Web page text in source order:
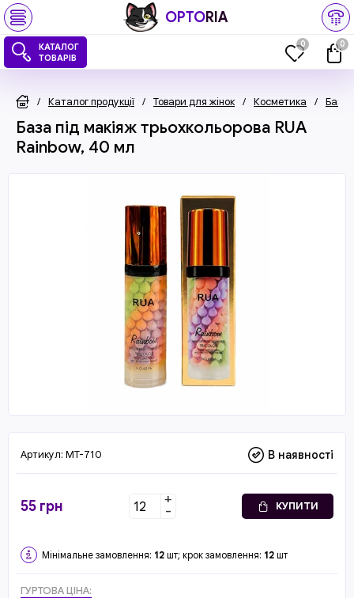
OPTORIA
КАТАЛОГ
ТОВАРІВ
0 0
/ Каталог продукції / Товари для жінок / Косметика / Бази
База під макіяж трьохкольорова RUA
Rainbow, 40 мл
Артикул: MT-710 В наявності
55 грн +
- КУПИТИ
Мінімальне замовлення: 12 шт; крок замовлення: 12 шт
ГУРТОВА ЦІНА: